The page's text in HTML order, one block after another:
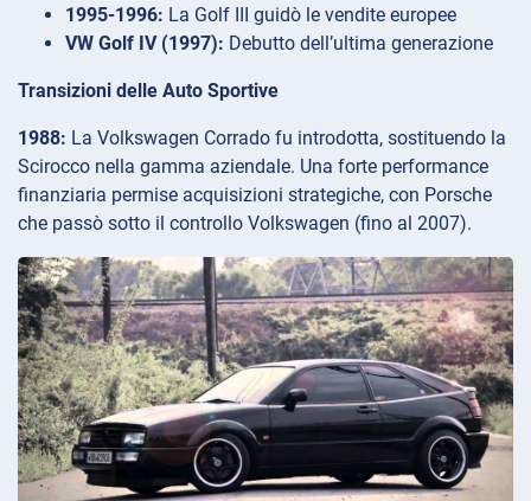
1995-1996: La Golf III guidò le vendite europee
VW Golf IV (1997): Debutto dell’ultima generazione
Transizioni delle Auto Sportive
1988: La Volkswagen Corrado fu introdotta, sostituendo la
Scirocco nella gamma aziendale. Una forte performance
finanziaria permise acquisizioni strategiche, con Porsche
che passò sotto il controllo Volkswagen (fino al 2007).